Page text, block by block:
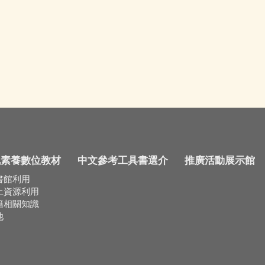
養數位教材
館利用
資源利用
相關知識
中文參考工具書選介 推廣活動展示館